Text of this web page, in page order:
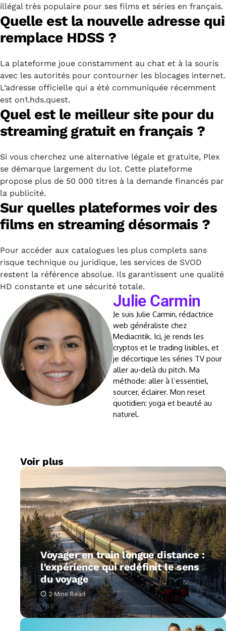
illégal très populaire pour ses films et séries en français.
Quelle est la nouvelle adresse qui
remplace HDSS ?
La plateforme joue constamment au chat et à la souris
avec les autorités pour contourner les blocages internet.
L’adresse officielle qui a été communiquée récemment
est on1.hds.quest.
Quel est le meilleur site pour du
streaming gratuit en français ?
Si vous cherchez une alternative légale et gratuite, Plex
se démarque largement du lot. Cette plateforme
propose plus de 50 000 titres à la demande financés par
la publicité.
Sur quelles plateformes voir des
films en streaming désormais ?
Pour accéder aux catalogues les plus complets sans
risque technique ou juridique, les services de SVOD
restent la référence absolue. Ils garantissent une qualité
HD constante et une sécurité totale.
Julie Carmin
Je suis Julie Carmin, rédactrice
web généraliste chez
Mediacritik. Ici, je rends les
cryptos et le trading lisibles, et
je décortique les séries TV pour
aller au‑delà du pitch. Ma
méthode: aller à l’essentiel,
sourcer, éclairer. Mon reset
quotidien: yoga et beauté au
naturel.
Voir plus
Voyager en train longue distance :
l’expérience qui redéfinit le sens
du voyage
2 Mins Read